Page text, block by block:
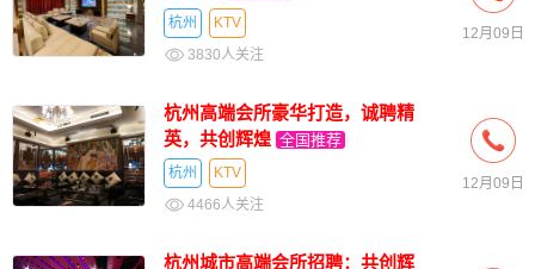
杭州
KTV
3830人关注
12月09日
杭州高端会所豪华打造，诚聘精
英，共创辉煌 全国推荐
杭州
KTV
4466人关注
12月09日
杭州城市高端会所招聘：共创辉